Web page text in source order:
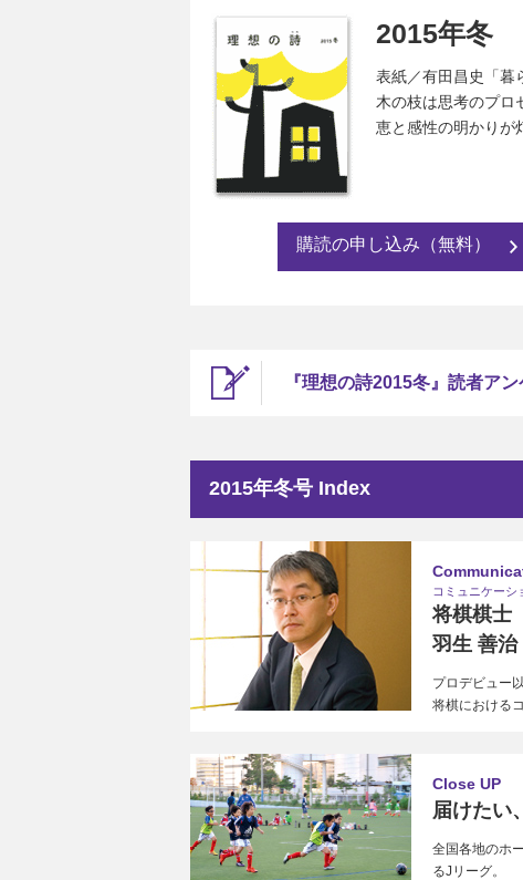
2015年冬
表紙／有田昌史「暮
木の枝は思考のプロ
恵と感性の明かりが
購読の申し込み（無料）
『理想の詩2015冬』読者ア
2015年冬号 Index
コミュニケーシ
将棋棋士
羽生 善治
プロデビュー
将棋における
Close UP
届けたい
全国各地のホ
るJリーグ。